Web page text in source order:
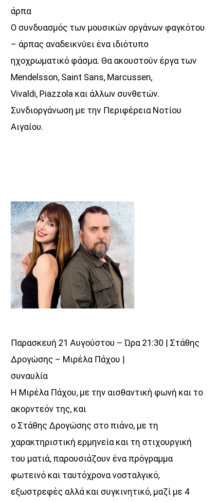
άρπα
Ο συνδυασμός των μουσικών οργάνων φαγκότου
– άρπας αναδεικνύει ένα ιδιότυπο
ηχοχρωματικό φάσμα. Θα ακουστούν έργα των
Mendelsson, Saint Sans, Marcussen,
Vivaldi, Piazzola και άλλων συνθετών.
Συνδιοργάνωση με την Περιφέρεια Νοτίου
Αιγαίου.
Παρασκευή 21 Αυγούστου – Ώρα 21:30 | Στάθης
Δρογώσης – Μιρέλα Πάχου |
συναυλία
Η Μιρέλα Πάχου, με την αισθαντική φωνή και το
ακορντεόν της, και
ο Στάθης Δρογώσης στο πιάνο, με τη
χαρακτηριστική ερμηνεία και τη στιχουργική
του ματιά, παρουσιάζουν ένα πρόγραμμα
φωτεινό και ταυτόχρονα νοσταλγικό,
εξωστρεφές αλλά και συγκινητικό, μαζί με 4